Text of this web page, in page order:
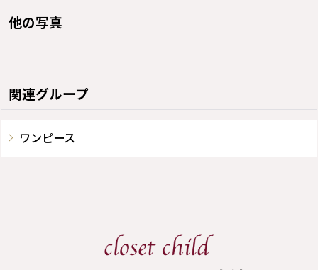
他の写真
関連グループ
ワンピース